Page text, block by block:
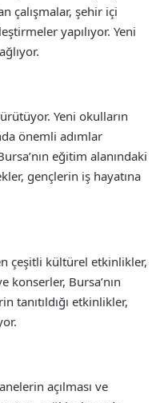
çalışmalar, şehir içi
yapılıyor. Yeni
Yeni okulların
önemli adımlar
eğitim alanındaki
gençlerin iş hayatına
çeşitli kültürel etkinlikler,
Bursa’nın
tanıtıldığı etkinlikler,
açılması ve